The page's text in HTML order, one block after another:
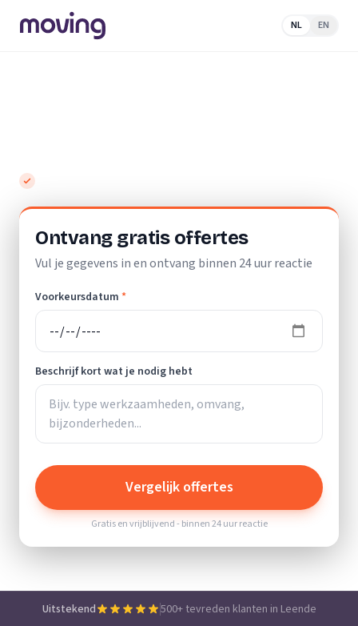
NL EN
Ontvang gratis offertes
Vul je gegevens in en ontvang binnen 24 uur reactie
Voorkeursdatum *
Beschrijf kort wat je nodig hebt
Vergelijk offertes
Gratis en vrijblijvend - binnen 24 uur reactie
Uitstekend 500+ tevreden klanten in Leende